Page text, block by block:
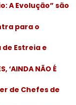
A Evolução” são
para o
Estreia e
‘AINDA NÃO É
de Chefes de